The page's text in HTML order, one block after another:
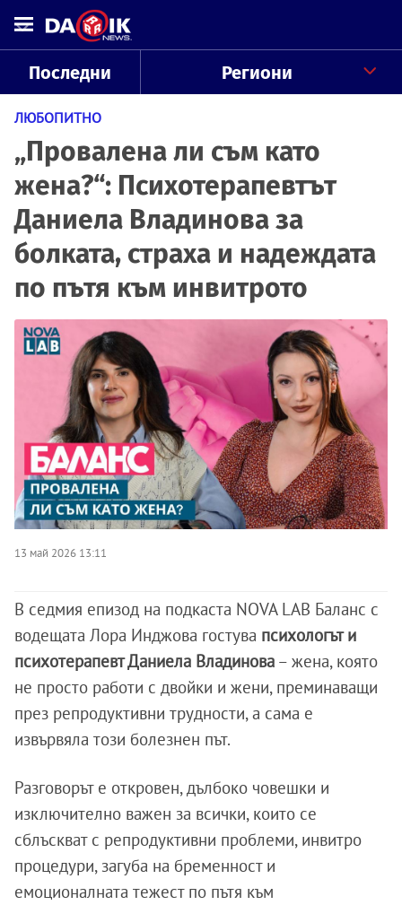
Последни Региони
ЛЮБОПИТНО
„Провалена ли съм като
жена?“: Психотерапевтът
Даниела Владинова за
болката, страха и надеждата
по пътя към инвитрото
13 май 2026 13:11
В седмия епизод на подкаста NOVA LAB Баланс с
водещата Лора Инджова гостува психологът и
психотерапевт Даниела Владинова – жена, която
не просто работи с двойки и жени, преминаващи
през репродуктивни трудности, а сама е
извървяла този болезнен път.
Разговорът е откровен, дълбоко човешки и
изключително важен за всички, които се
сблъскват с репродуктивни проблеми, инвитро
процедури, загуба на бременност и
емоционалната тежест по пътя към